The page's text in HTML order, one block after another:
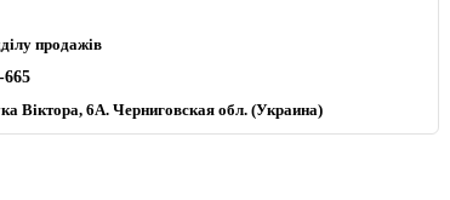
продажів
665
Віктора, 6А. Черниговская обл. (Украина)